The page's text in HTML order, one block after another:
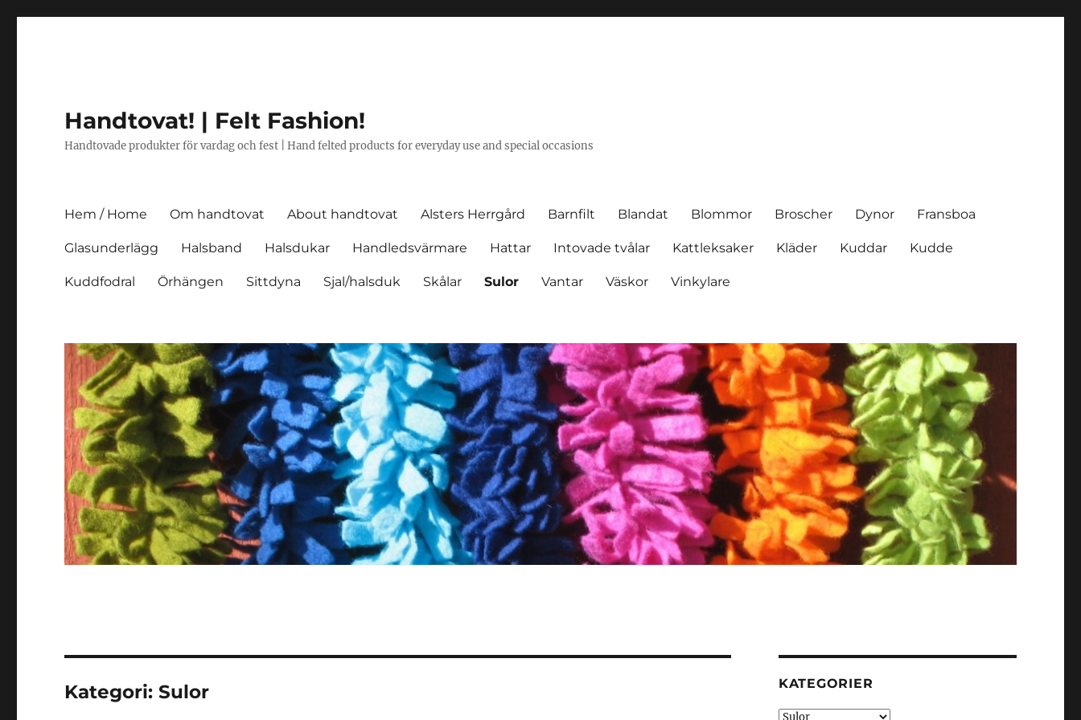
Handtovat! | Felt Fashion!
Handtovade produkter för vardag och fest | Hand felted products for everyday use and special occasions
Hem / Home Om handtovat About handtovat Alsters Herrgård Barnfilt Blandat Blommor Broscher Dynor Fransboa
Glasunderlägg Halsband Halsdukar Handledsvärmare Hattar Intovade tvålar Kattleksaker Kläder Kuddar Kudde
Kuddfodral Örhängen Sittdyna Sjal/halsduk Skålar Sulor Vantar Väskor Vinkylare
Kategori:Sulor KATEGORIER
Kategorier